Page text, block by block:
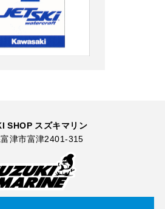
SHOP スズキマリン
津市富津2401-315